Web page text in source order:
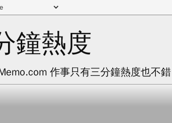
鐘熱度
作事只有三分鐘熱度也不